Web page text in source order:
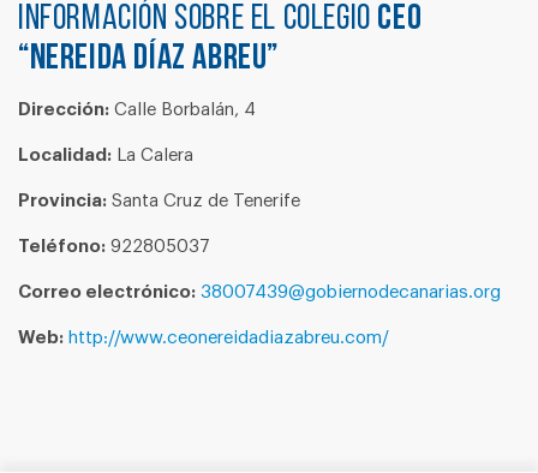
Información sobre el colegio CEO
“NEREIDA DÍAZ ABREU”
Dirección: Calle Borbalán, 4
Localidad: La Calera
Provincia: Santa Cruz de Tenerife
Teléfono: 922805037
Correo electrónico: 38007439@gobiernodecanarias.org
Web: http://www.ceonereidadiazabreu.com/